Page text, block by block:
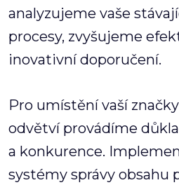
analyzujeme vaše
procesy, zvyšujeme
inovativní doporučení.
Pro umístění vaší
odvětví provádíme
a konkurence.
systémy správy obsahu